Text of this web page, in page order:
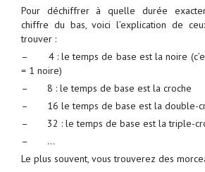
Pour déchiffrer à quelle durée
chiffre du bas, voici l’explication de
trouver :
– 4 : le temps de base est la noire
= 1 noire)
– 8 : le temps de base est la croche
– 16 le temps de base est la double-
– 32 : le temps de base est la triple-
– …
Le plus souvent, vous trouverez des